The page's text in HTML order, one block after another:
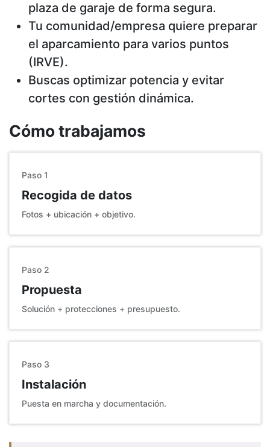
plaza de garaje de forma segura.
Tu comunidad/empresa quiere preparar
el aparcamiento para varios puntos
(IRVE).
Buscas optimizar potencia y evitar
cortes con gestión dinámica.
Cómo trabajamos
Paso 1
Recogida de datos
Fotos + ubicación + objetivo.
Paso 2
Propuesta
Solución + protecciones + presupuesto.
Paso 3
Instalación
Puesta en marcha y documentación.